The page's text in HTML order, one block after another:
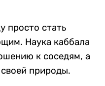
просто стать
Наука каббала
к соседям, а
природы.